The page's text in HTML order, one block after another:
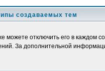
создаваемых тем
отключить его в каждом
За дополнительной